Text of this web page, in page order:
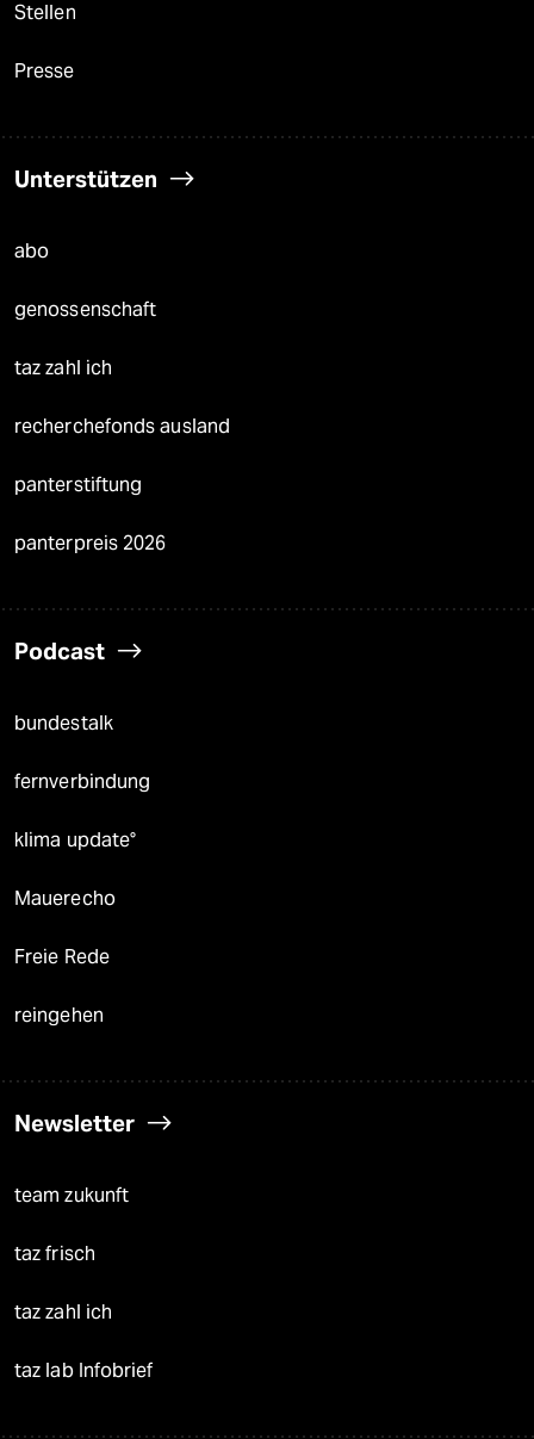
Stellen
Presse
Unterstützen
abo
genossenschaft
taz zahl ich
recherchefonds ausland
panterstiftung
panterpreis 2026
Podcast
bundestalk
fernverbindung
klima update°
Mauerecho
Freie Rede
reingehen
Newsletter
team zukunft
taz frisch
taz zahl ich
taz lab Infobrief